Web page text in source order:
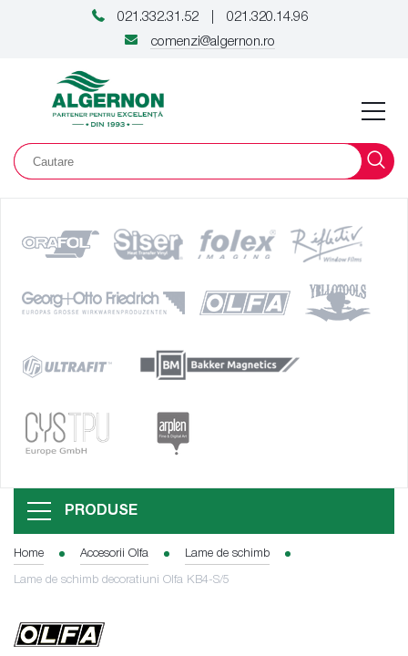
021.332.31.52
021.320.14.96
comenzi@algernon.ro
PRODUSE
Home Accesorii Olfa Lame de schimb
Lame de schimb decoratiuni Olfa KB4-S/5